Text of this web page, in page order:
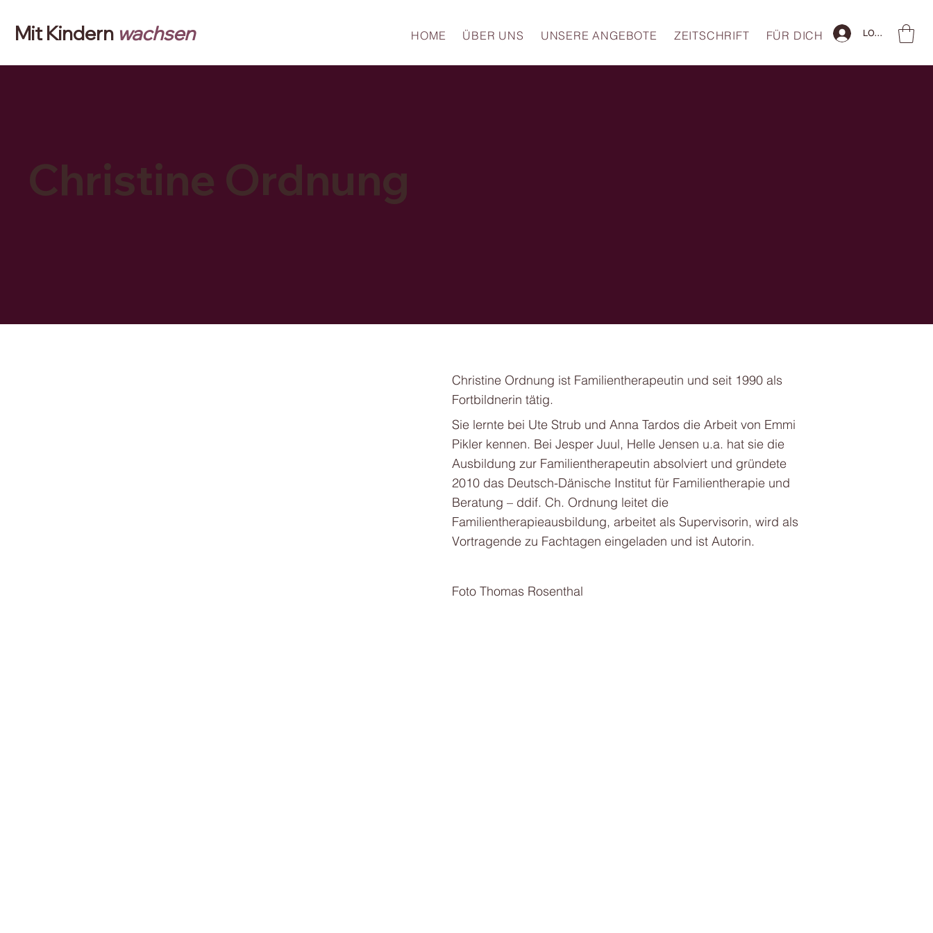
Mit Kindern wachsen HOME ÜBER UNS UNSERE ANGEBOTE ZEITSCHRIFT FÜR DICH LOG IN
Christine Ordnung
Christine Ordnung ist Familientherapeutin und seit 1990 als
Fortbildnerin tätig.
Sie lernte bei Ute Strub und Anna Tardos die Arbeit von Emmi
Pikler kennen. Bei Jesper Juul, Helle Jensen u.a. hat sie die
Ausbildung zur Familientherapeutin absolviert und gründete
2010 das Deutsch-Dänische Institut für Familientherapie und
Beratung – ddif. Ch. Ordnung leitet die
Familientherapieausbildung, arbeitet als Supervisorin, wird als
Vortragende zu Fachtagen eingeladen und ist Autorin.
Foto Thomas Rosenthal